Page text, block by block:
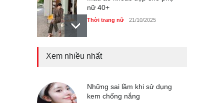
nữ 40+
Thời trang nữ 21/10/2025
Truy tìm thông tin áo bra
Thời trang nữ 14/10/2025
Xem nhiều nhất
Những sai lầm khi sử dụng
kem chống nắng